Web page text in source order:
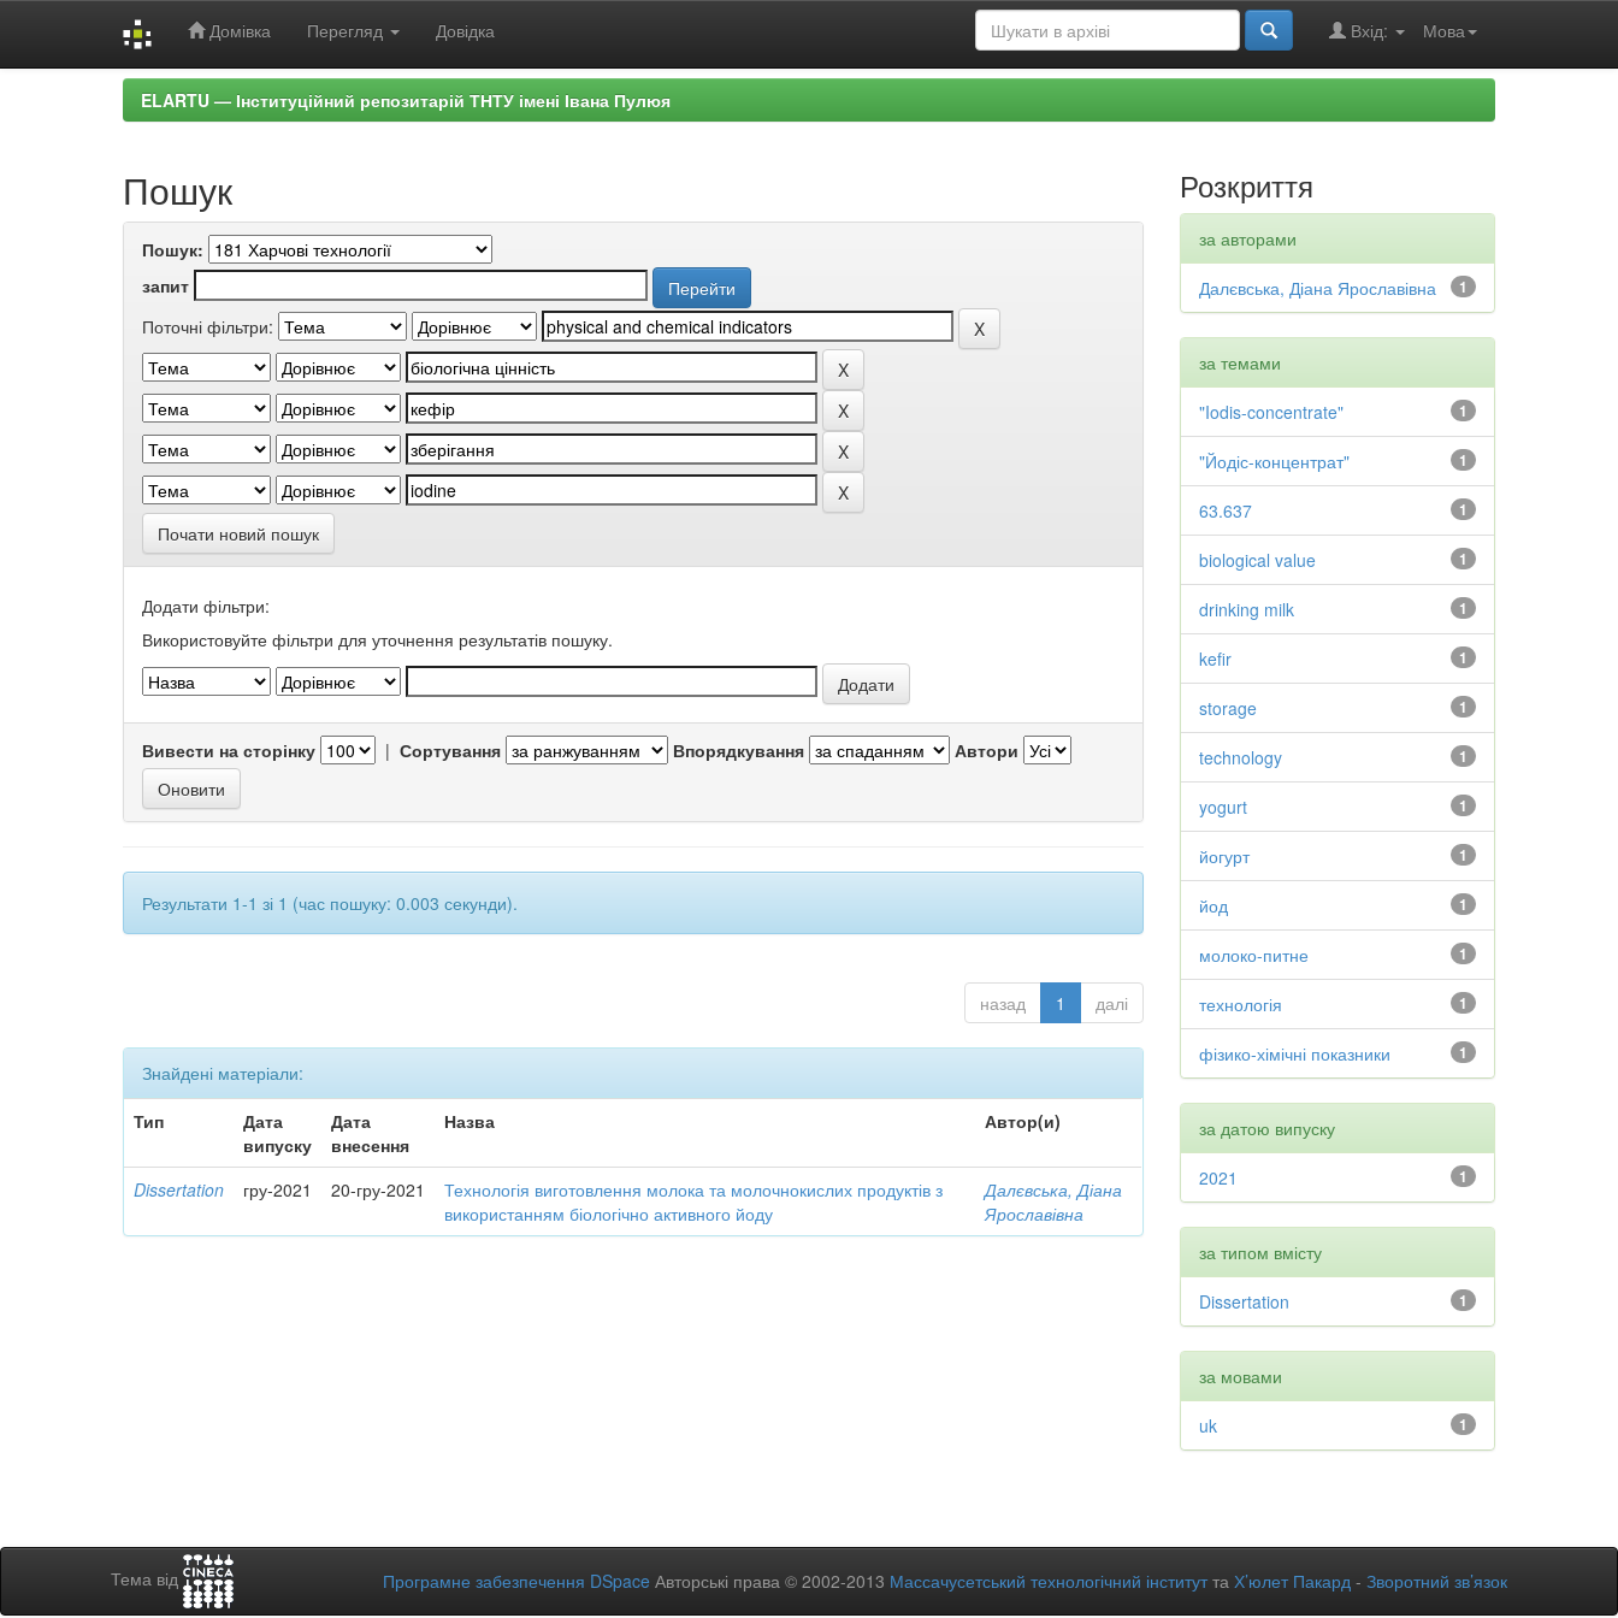
Домівка Перегляд Довідка Мова
Вхід:
ELARTU — Інституційний репозитарій ТНТУ імені Івана Пулюя
Пошук
Пошук:
запит
Поточні фільтри:
Почати новий пошук
Додати фільтри:
Використовуйте фільтри для уточнення результатів пошуку.
Вивести на сторінку | Сортування Впорядкування Автори
Результати 1-1 зі 1 (час пошуку: 0.003 секунди).
назад 1 далі
Знайдені матеріали:
Тип
Дата
випуску
Дата
внесення
Назва Автор(и)
Dissertation гру-2021 20-гру-2021
Технологія виготовлення молока та молочнокислих продуктів з
використанням біологічно активного йоду
Далєвська, Діана
Ярославівна
Розкриття
за авторами
1
Далєвська, Діана Ярославівна
за темами
1
"Iodis-concentrate"
1
"Йодіс-концентрат"
1
63.637
1
biological value
1
drinking milk
1
kefir
1
storage
1
technology
1
yogurt
1
йогурт
1
йод
1
молоко-питне
1
технологія
1
фізико-хімічні показники
за датою випуску
1
2021
за типом вмісту
1
Dissertation
за мовами
1
uk
Тема від Програмне забезпечення DSpace Авторські права © 2002-2013 Массачусетський технологічний інститутта Х’юлет Пакард - Зворотний зв’язок